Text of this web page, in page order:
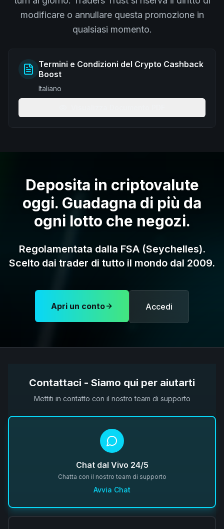
modificare o annullare questa promozione in
qualsiasi momento.
Termini e Condizioni del Crypto Cashback
Boost
Italiano
Deposita in criptovalute
oggi. Guadagna di più da
ogni lotto che negozi.
Regolamentata dalla FSA (Seychelles).
Scelto dai trader di tutto il mondo dal 2009.
Apri un conto Accedi
Contattaci - Siamo qui per aiutarti
Mettiti in contatto con il nostro team di supporto
Chat dal Vivo 24/5
Chatta con il nostro team di supporto
Avvia Chat